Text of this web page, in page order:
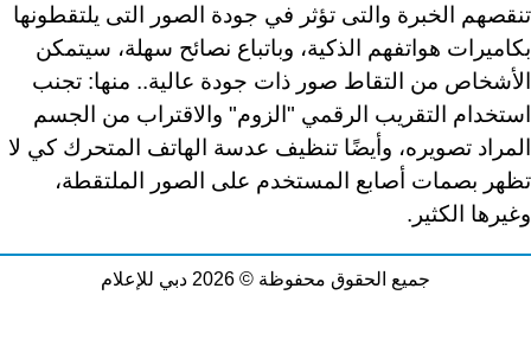
تنقصهم الخبرة والتى تؤثر في جودة الصور التى يلتقطونها
بكاميرات هواتفهم الذكية، وباتباع نصائح سهلة، سيتمكن
الأشخاص من التقاط صور ذات جودة عالية.. منها: تجنب
استخدام التقريب الرقمي "الزوم" والاقتراب من الجسم
المراد تصويره، وأيضًا تنظيف عدسة الهاتف المتحرك كي لا
تظهر بصمات أصابع المستخدم على الصور الملتقطة،
وغيرها الكثير .
جميع الحقوق محفوظة © 2026 دبي للإعلام